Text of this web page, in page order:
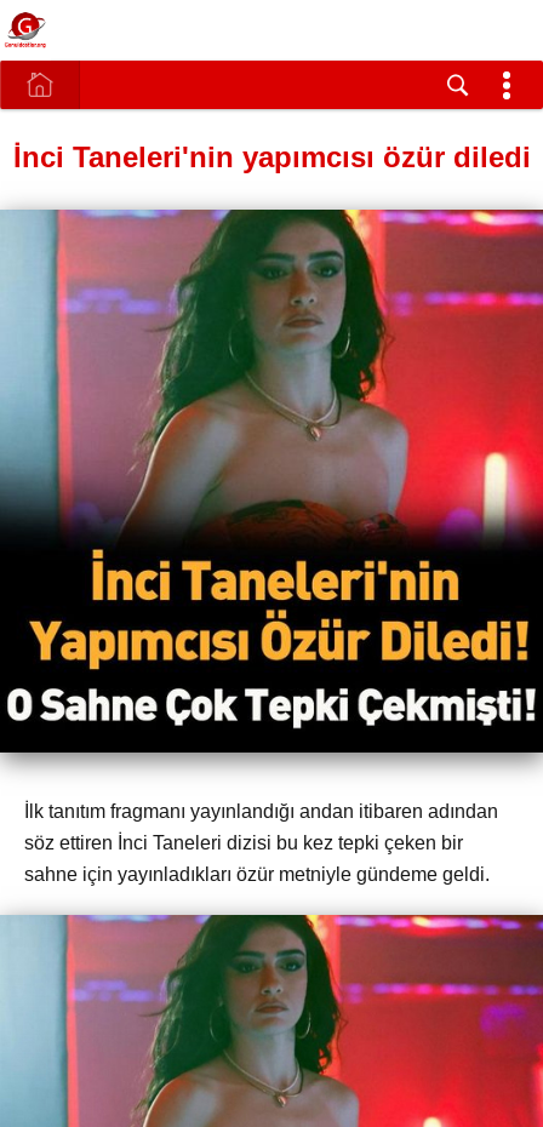
İnci Taneleri'nin yapımcısı özür diledi
İlk tanıtım fragmanı yayınlandığı andan itibaren adından
söz ettiren İnci Taneleri dizisi bu kez tepki çeken bir
sahne için yayınladıkları özür metniyle gündeme geldi.